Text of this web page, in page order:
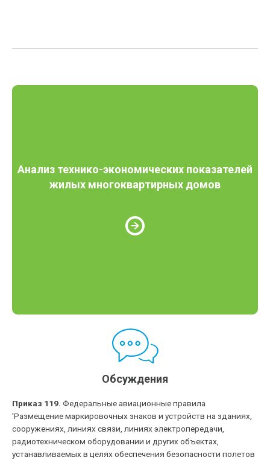
Анализ технико-экономических показателей
жилых многоквартирных домов
Обсуждения
Приказ 119. Федеральные авиационные правила
'Размещение маркировочных знаков и устройств на зданиях,
сооружениях, линиях связи, линиях электропередачи,
радиотехническом оборудовании и других объектах,
устанавливаемых в целях обеспечения безопасности полетов